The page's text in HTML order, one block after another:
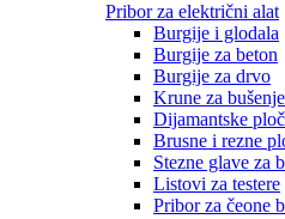
Pribor za električni alat
Burgije i glodala
Burgije za beton
Burgije za drvo
Krune za bušenje
Dijamantske
Brusne i rezne
Stezne glave za
Listovi za testere
Pribor za čeone